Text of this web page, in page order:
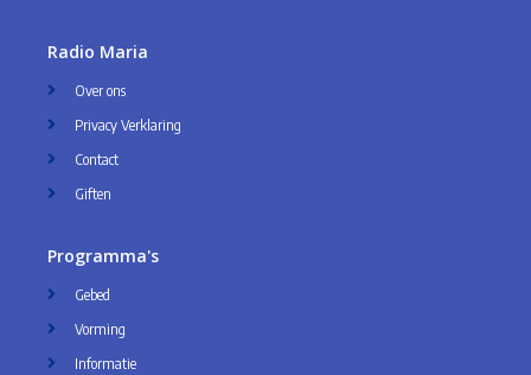
Radio Maria
Over ons
Privacy Verklaring
Contact
Giften
Programma's
Gebed
Vorming
Informatie